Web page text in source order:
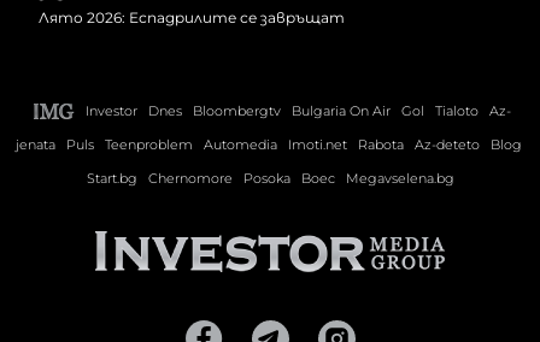
Лято 2026: Еспадрилите се завръщат
Investor Dnes Bloombergtv Bulgaria On Air Gol Tialoto
Az-
jenata
Puls Teenproblem Automedia Imoti.net Rabota Az-deteto
Blog
Start.bg
Chernomore Posoka Boec Megavselena.bg